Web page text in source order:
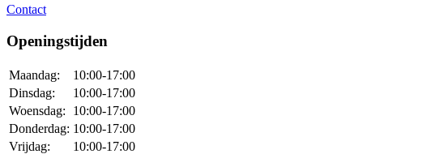
Contact
Openingstijden
Maandag:
10:00-17:00
Dinsdag:
10:00-17:00
Woensdag:
10:00-17:00
Donderdag: 10:00-17:00
Vrijdag:
10:00-17:00